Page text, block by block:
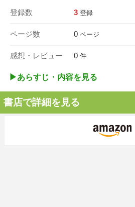
登録数 3 登録
ページ数 0 ページ
感想・レビュー 0 件
▶︎あらすじ・内容を見る
書店で詳細を見る